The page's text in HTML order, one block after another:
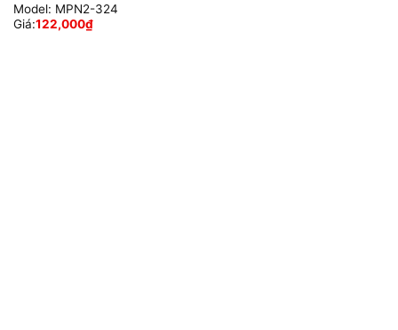
Model: MPN2-324
Giá:122,000₫